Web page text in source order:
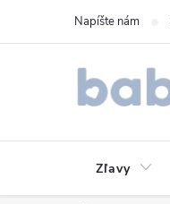
Napíšte nám
Zľavy